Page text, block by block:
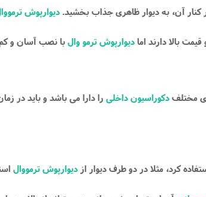
کنار آن، به دیوار ظاهری جذاب بخشید.دیوارپوش
بالا دارند امادیوارپوش ترمو والبا نصب آسان و کم
مختلفدکوراسیون داخلی را دارا می باشد و باید در
دیوارپوش ترمووال